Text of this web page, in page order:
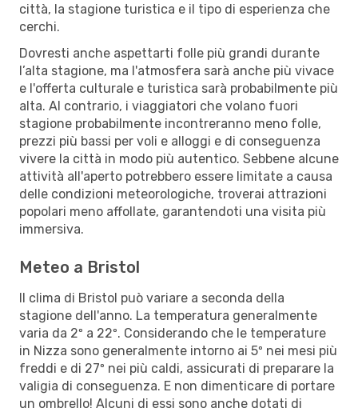
città, la stagione turistica e il tipo di esperienza che
cerchi.
Dovresti anche aspettarti folle più grandi durante
l’alta stagione, ma l'atmosfera sarà anche più vivace
e l'offerta culturale e turistica sarà probabilmente più
alta. Al contrario, i viaggiatori che volano fuori
stagione probabilmente incontreranno meno folle,
prezzi più bassi per voli e alloggi e di conseguenza
vivere la città in modo più autentico. Sebbene alcune
attività all'aperto potrebbero essere limitate a causa
delle condizioni meteorologiche, troverai attrazioni
popolari meno affollate, garantendoti una visita più
immersiva.
Meteo a Bristol
Il clima di Bristol può variare a seconda della
stagione dell'anno. La temperatura generalmente
varia da 2º a 22º. Considerando che le temperature
in Nizza sono generalmente intorno ai 5º nei mesi più
freddi e di 27º nei più caldi, assicurati di preparare la
valigia di conseguenza. E non dimenticare di portare
un ombrello! Alcuni di essi sono anche dotati di